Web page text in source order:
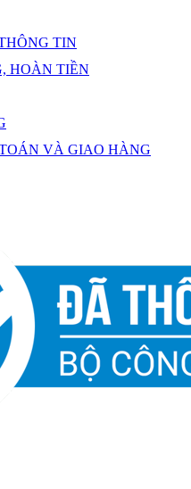
TIN
HOÀN TIỀN
VÀ GIAO HÀNG